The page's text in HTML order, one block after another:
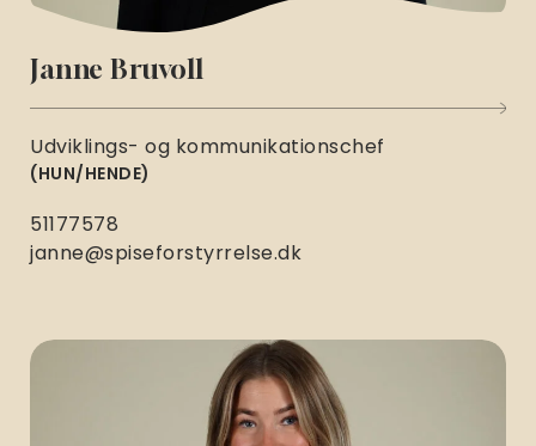
Janne Bruvoll
Udviklings- og kommunikationschef
HUN/HENDE
51177578
janne@spiseforstyrrelse.dk